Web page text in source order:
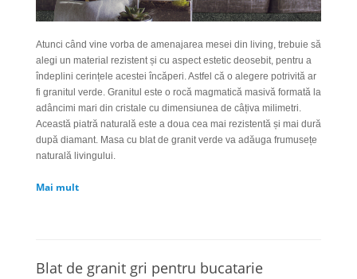
Atunci când vine vorba de amenajarea mesei din living, trebuie să
alegi un material rezistent și cu aspect estetic deosebit, pentru a
îndeplini cerințele acestei încăperi. Astfel că o alegere potrivită ar
fi granitul verde. Granitul este o rocă magmatică masivă formată la
adâncimi mari din cristale cu dimensiunea de câțiva milimetri.
Această piatră naturală este a doua cea mai rezistentă și mai dură
după diamant. Masa cu blat de granit verde va adăuga frumusețe
naturală livingului.
Mai mult
Blat de granit gri pentru bucatarie